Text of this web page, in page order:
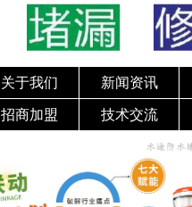
关于我们 新闻资讯
招商加盟 技术交流